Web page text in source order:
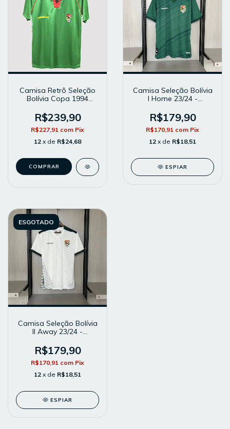
Camisa Retrô Seleção
Bolívia Copa 1994
Modelo Torcedor -
Verde
R$239,90
R$227,91 com Pix
12 x de R$24,68
COMPRAR
Camisa Seleção Bolívia
I Home 23/24 -
Torcedor - Verde
R$179,90
R$170,91 com Pix
12 x de R$18,51
ESPIAR
ESGOTADO
Camisa Seleção Bolívia
II Away 23/24 -
Torcedor - Branca
R$179,90
R$170,91 com Pix
12 x de R$18,51
ESPIAR